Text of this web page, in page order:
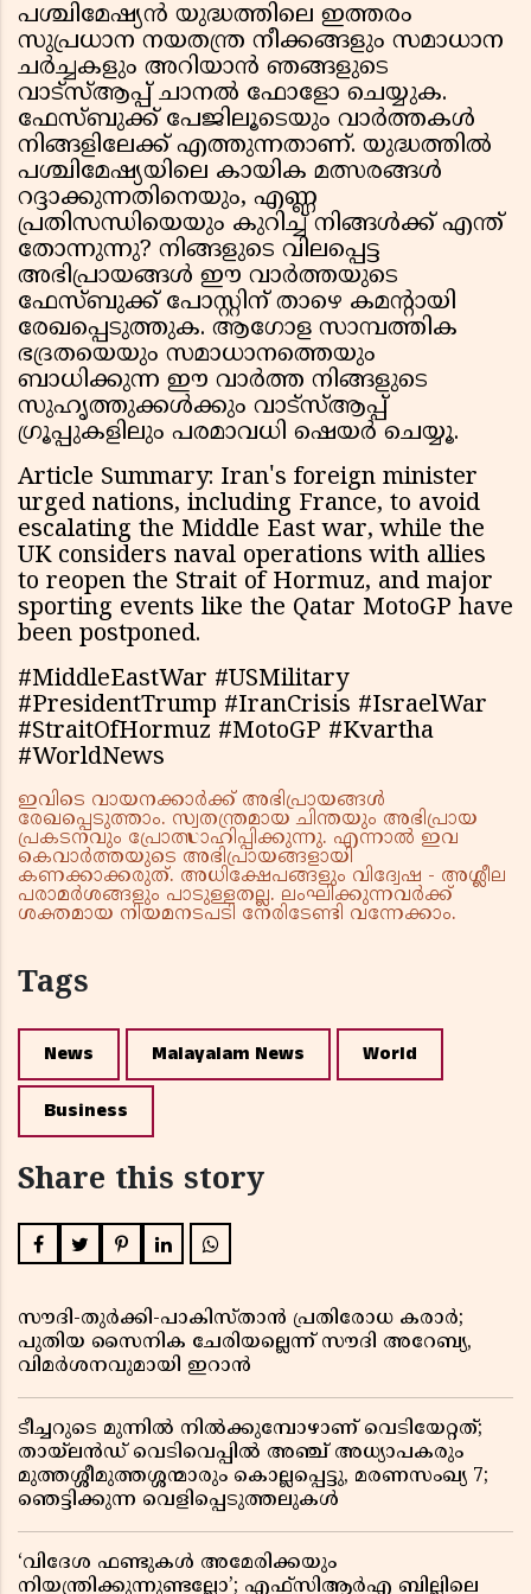
പശ്ചിമേഷ്യൻ യുദ്ധത്തിലെ ഇത്തരം
സുപ്രധാന നയതന്ത്ര നീക്കങ്ങളും സമാധാന
ചർച്ചകളും അറിയാൻ ഞങ്ങളുടെ
വാട്സ്ആപ്പ് ചാനൽ ഫോളോ ചെയ്യുക.
ഫേസ്ബുക്ക് പേജിലൂടെയും വാർത്തകൾ
നിങ്ങളിലേക്ക് എത്തുന്നതാണ്. യുദ്ധത്തിൽ
പശ്ചിമേഷ്യയിലെ കായിക മത്സരങ്ങൾ
റദ്ദാക്കുന്നതിനെയും, എണ്ണ
പ്രതിസന്ധിയെയും കുറിച്ച് നിങ്ങൾക്ക് എന്ത്
തോന്നുന്നു? നിങ്ങളുടെ വിലപ്പെട്ട
അഭിപ്രായങ്ങൾ ഈ വാർത്തയുടെ
ഫേസ്ബുക്ക് പോസ്റ്റിന് താഴെ കമന്റായി
രേഖപ്പെടുത്തുക. ആഗോള സാമ്പത്തിക
ഭദ്രതയെയും സമാധാനത്തെയും
ബാധിക്കുന്ന ഈ വാർത്ത നിങ്ങളുടെ
സുഹൃത്തുക്കൾക്കും വാട്സ്ആപ്പ്
ഗ്രൂപ്പുകളിലും പരമാവധി ഷെയർ ചെയ്യൂ.
Article Summary: Iran's foreign minister
urged nations, including France, to avoid
escalating the Middle East war, while the
UK considers naval operations with allies
to reopen the Strait of Hormuz, and major
sporting events like the Qatar MotoGP have
been postponed.
#MiddleEastWar #USMilitary
#PresidentTrump #IranCrisis #IsraelWar
#StraitOfHormuz #MotoGP #Kvartha
#WorldNews
ഇവിടെ വായനക്കാർക്ക് അഭിപ്രായങ്ങൾ
രേഖപ്പെടുത്താം. സ്വതന്ത്രമായ ചിന്തയും അഭിപ്രായ
പ്രകടനവും പ്രോത്സാഹിപ്പിക്കുന്നു. എന്നാൽ ഇവ
കെവാർത്തയുടെ അഭിപ്രായങ്ങളായി
കണക്കാക്കരുത്. അധിക്ഷേപങ്ങളും വിദ്വേഷ - അശ്ലീല
പരാമർശങ്ങളും പാടുള്ളതല്ല. ലംഘിക്കുന്നവർക്ക്
ശക്തമായ നിയമനടപടി നേരിടേണ്ടി വന്നേക്കാം.
Tags
News Malayalam News World
Business
Share this story
സൗദി-തുർക്കി-പാകിസ്താൻ പ്രതിരോധ കരാർ;
പുതിയ സൈനിക ചേരിയല്ലെന്ന് സൗദി അറേബ്യ,
വിമർശനവുമായി ഇറാൻ
ടീച്ചറുടെ മുന്നിൽ നിൽക്കുമ്പോഴാണ് വെടിയേറ്റത്;
തായ്‌ലൻഡ് വെടിവെപ്പിൽ അഞ്ച് അധ്യാപകരും
മുത്തശ്ശീമുത്തശ്ശന്മാരും കൊല്ലപ്പെട്ടു, മരണസംഖ്യ 7;
ഞെട്ടിക്കുന്ന വെളിപ്പെടുത്തലുകൾ
‘വിദേശ ഫണ്ടുകൾ അമേരിക്കയും
നിയന്ത്രിക്കുന്നുണ്ടല്ലോ’; എഫ്സിആർഎ ബില്ലിലെ